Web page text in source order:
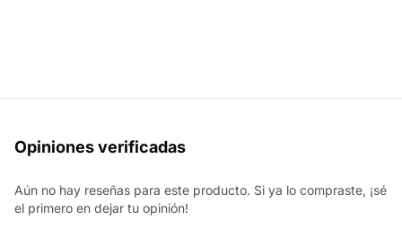
Opiniones verificadas
Aún no hay reseñas para este producto. Si ya lo compraste, ¡sé
el primero en dejar tu opinión!